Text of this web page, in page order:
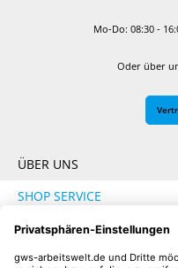
Mo-Do: 08:30 -
Oder über
ÜBER UNS
SHOP SERVICE
INFORMATION
SICHER EINKAUFEN